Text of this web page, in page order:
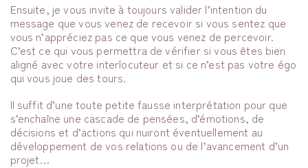
Ensuite, je vous invite à toujours valider l’intention du
message que vous venez de recevoir si vous sentez que
vous n’appréciez pas ce que vous venez de percevoir.
C’est ce qui vous permettra de vérifier si vous êtes bien
aligné avec votre interlocuteur et si ce n’est pas votre égo
qui vous joue des tours.
Il suffit d’une toute petite fausse interprétation pour que
s’enchaîne une cascade de pensées, d’émotions, de
décisions et d’actions qui nuiront éventuellement au
développement de vos relations ou de l’avancement d’un
projet…